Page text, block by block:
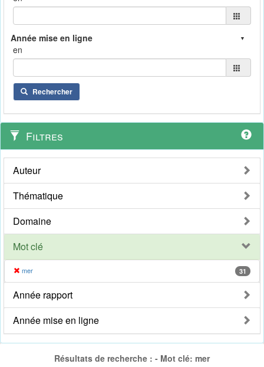
en
Rechercher
Filtres
Auteur
Thématique
Domaine
Mot clé
mer 31
Année rapport
Année mise en ligne
Résultats de recherche : - Mot clé: mer